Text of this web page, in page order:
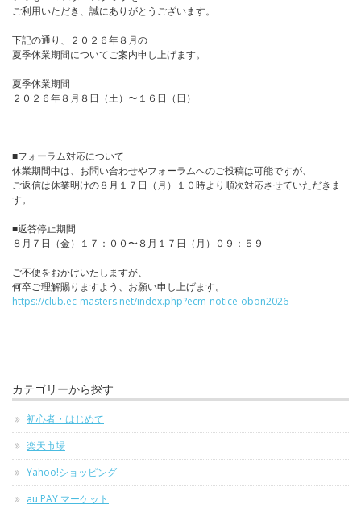
ご利用いただき、誠にありがとうございます。
下記の通り、２０２６年８月の
夏季休業期間についてご案内申し上げます。
夏季休業期間
２０２６年８月８日（土）〜１６日（日）
■フォーラム対応について
休業期間中は、お問い合わせやフォーラムへのご投稿は可能ですが、
ご返信は休業明けの８月１７日（月）１０時より順次対応させていただきま
す。
■返答停止期間
８月７日（金）１７：００〜８月１７日（月）０９：５９
ご不便をおかけいたしますが、
何卒ご理解賜りますよう、お願い申し上げます。
https://club.ec-masters.net/index.php?ecm-notice-obon2026
カテゴリーから探す
初心者・はじめて
楽天市場
Yahoo!ショッピング
au PAY マーケット